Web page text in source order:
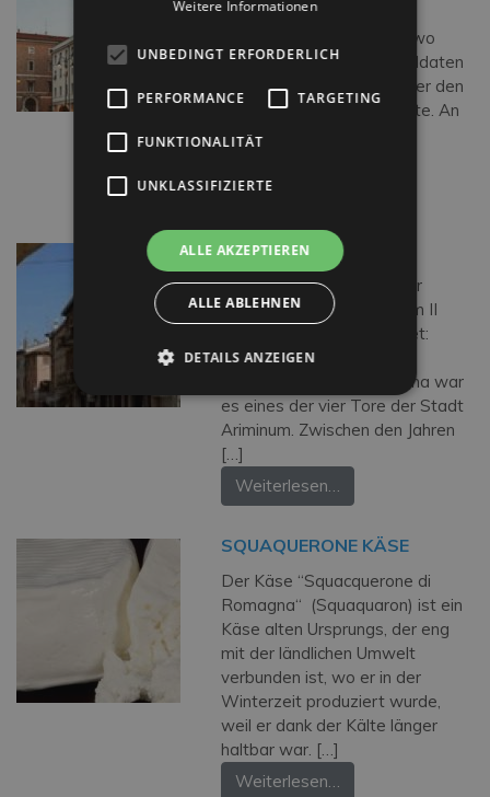
sich einst das antike
Forum romanum befand, wo
Julius Cäsar vor seinen Soldaten
eine Rede hielt, nachdem er den
Rubikon überschritten hatte. An
der Piazza befinden sich
Weiterlesen…
PORTA MONTANARA
Das antike Montanara-Tor
wurde zur Zeit von Sulla im II
Jahrhundert v. Chr. errichtet:
Zusammen mit den Toren
Romana, Gallica und Marina war
es eines der vier Tore der Stadt
Ariminum. Zwischen den Jahren
[…]
Weiterlesen…
SQUAQUERONE KÄSE
Der Käse “Squacquerone di
Romagna“ (Squaquaron) ist ein
Käse alten Ursprungs, der eng
mit der ländlichen Umwelt
verbunden ist, wo er in der
Winterzeit produziert wurde,
weil er dank der Kälte länger
haltbar war. […]
Weiterlesen…
Weitere Informationen
UNBEDINGT ERFORDERLICH
PERFORMANCE TARGETING
FUNKTIONALITÄT
UNKLASSIFIZIERTE
ALLE AKZEPTIEREN
ALLE ABLEHNEN
DETAILS ANZEIGEN